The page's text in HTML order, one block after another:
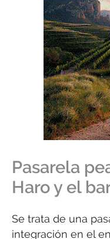
Pasarela
Haro y el
Se trata de una
integración en el